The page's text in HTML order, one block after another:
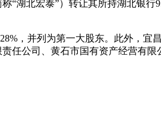
北宏泰”）转让其所持湖北银行
，并列为第一大股东。此外，宜
公司、黄石市国有资产经营有限